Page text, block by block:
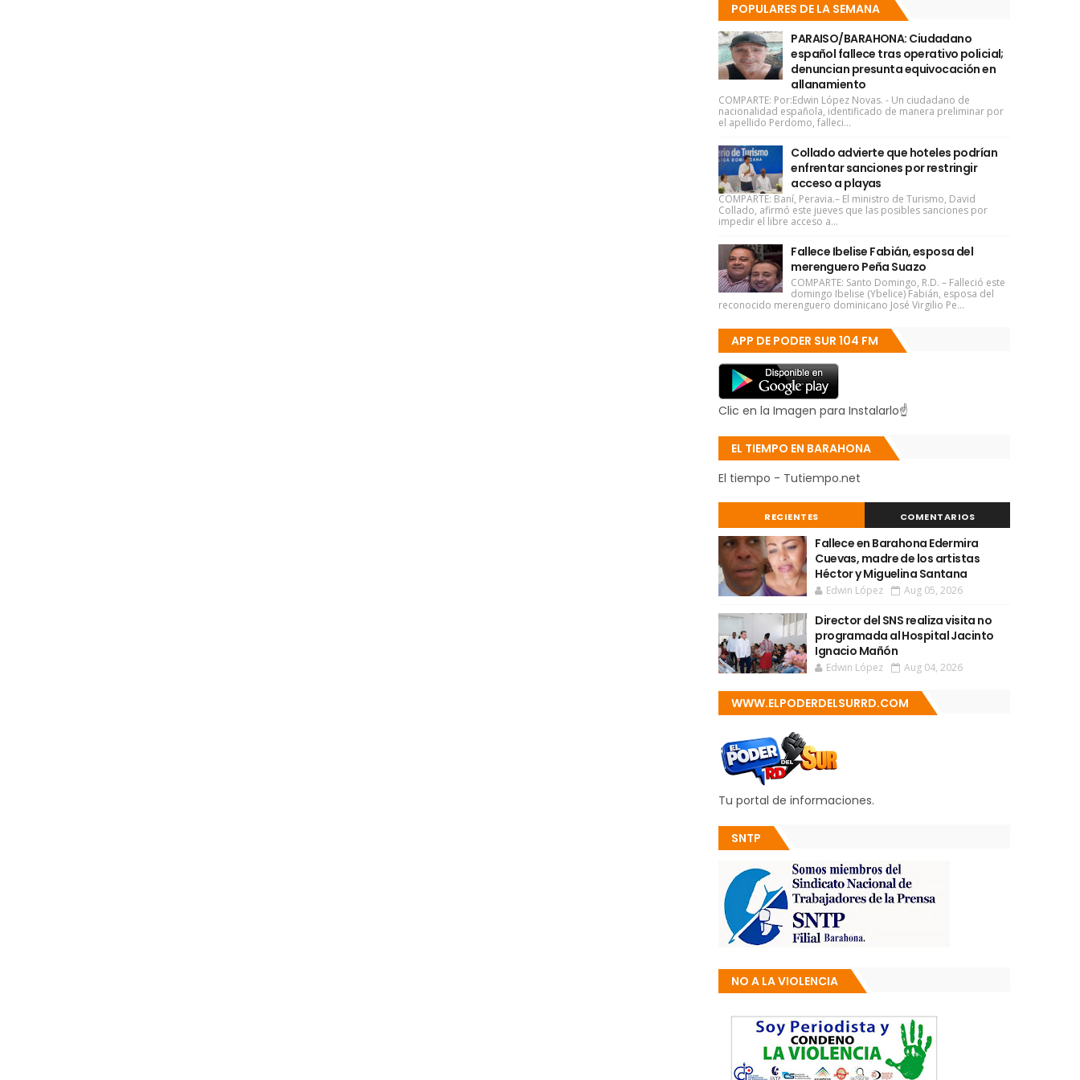
POPULARES DE LA SEMANA
PARAISO/BARAHONA: Ciudadano
español fallece tras operativo policial;
denuncian presunta equivocación en
allanamiento
COMPARTE: Por:Edwin López Novas. - Un ciudadano de
nacionalidad española, identificado de manera preliminar por
el apellido Perdomo, falleci...
Collado advierte que hoteles podrían
enfrentar sanciones por restringir
acceso a playas
COMPARTE: Baní, Peravia.– El ministro de Turismo, David
Collado, afirmó este jueves que las posibles sanciones por
impedir el libre acceso a...
Fallece Ibelise Fabián, esposa del
merenguero Peña Suazo
COMPARTE: Santo Domingo, R.D. – Falleció este
domingo Ibelise (Ybelice) Fabián, esposa del
reconocido merenguero dominicano José Virgilio Pe...
APP DE PODER SUR 104 FM
Clic en la Imagen para Instalarlo☝
EL TIEMPO EN BARAHONA
El tiempo - Tutiempo.net
RECIENTES COMENTARIOS
Fallece en Barahona Edermira
Cuevas, madre de los artistas
Héctor y Miguelina Santana
Edwin López Aug 05, 2026
Director del SNS realiza visita no
programada al Hospital Jacinto
Ignacio Mañón
Edwin López Aug 04, 2026
WWW.ELPODERDELSURRD.COM
Tu portal de informaciones.
SNTP
NO A LA VIOLENCIA